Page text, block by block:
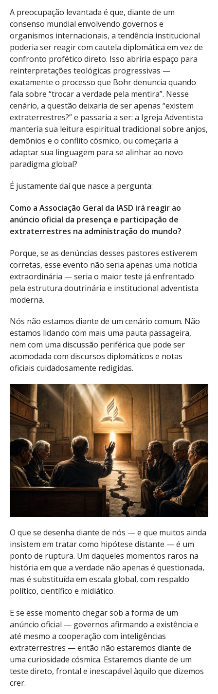
A preocupação levantada é que, diante de um
consenso mundial envolvendo governos e
organismos internacionais, a tendência institucional
poderia ser reagir com cautela diplomática em vez de
confronto profético direto. Isso abriria espaço para
reinterpretações teológicas progressivas —
exatamente o processo que Bohr denuncia quando
fala sobre “trocar a verdade pela mentira”. Nesse
cenário, a questão deixaria de ser apenas “existem
extraterrestres?” e passaria a ser: a Igreja Adventista
manteria sua leitura espiritual tradicional sobre anjos,
demônios e o conflito cósmico, ou começaria a
adaptar sua linguagem para se alinhar ao novo
paradigma global?
É justamente daí que nasce a pergunta:
Como a Associação Geral da IASD irá reagir ao
anúncio oficial da presença e participação de
extraterrestres na administração do mundo?
Porque, se as denúncias desses pastores estiverem
corretas, esse evento não seria apenas uma notícia
extraordinária — seria o maior teste já enfrentado
pela estrutura doutrinária e institucional adventista
moderna.
Nós não estamos diante de um cenário comum. Não
estamos lidando com mais uma pauta passageira,
nem com uma discussão periférica que pode ser
acomodada com discursos diplomáticos e notas
oficiais cuidadosamente redigidas.
O que se desenha diante de nós — e que muitos ainda
insistem em tratar como hipótese distante — é um
ponto de ruptura. Um daqueles momentos raros na
história em que a verdade não apenas é questionada,
mas é substituída em escala global, com respaldo
político, científico e midiático.
E se esse momento chegar sob a forma de um
anúncio oficial — governos afirmando a existência e
até mesmo a cooperação com inteligências
extraterrestres — então não estaremos diante de
uma curiosidade cósmica. Estaremos diante de um
teste direto, frontal e inescapável àquilo que dizemos
crer.